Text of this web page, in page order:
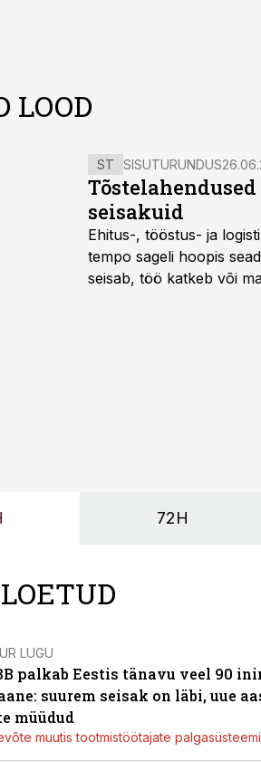
LOOD
ST SISUTURUNDUS
seisakuid
Ehitus-, tööstus- ja
tempo sageli hoopis
seisab, töö katkeb või
72H
LUGU
palkab Eestis tänavu veel 90
suurem seisak on läbi, uue
müüdud
muutis tootmistöötajate palgasüsteemi